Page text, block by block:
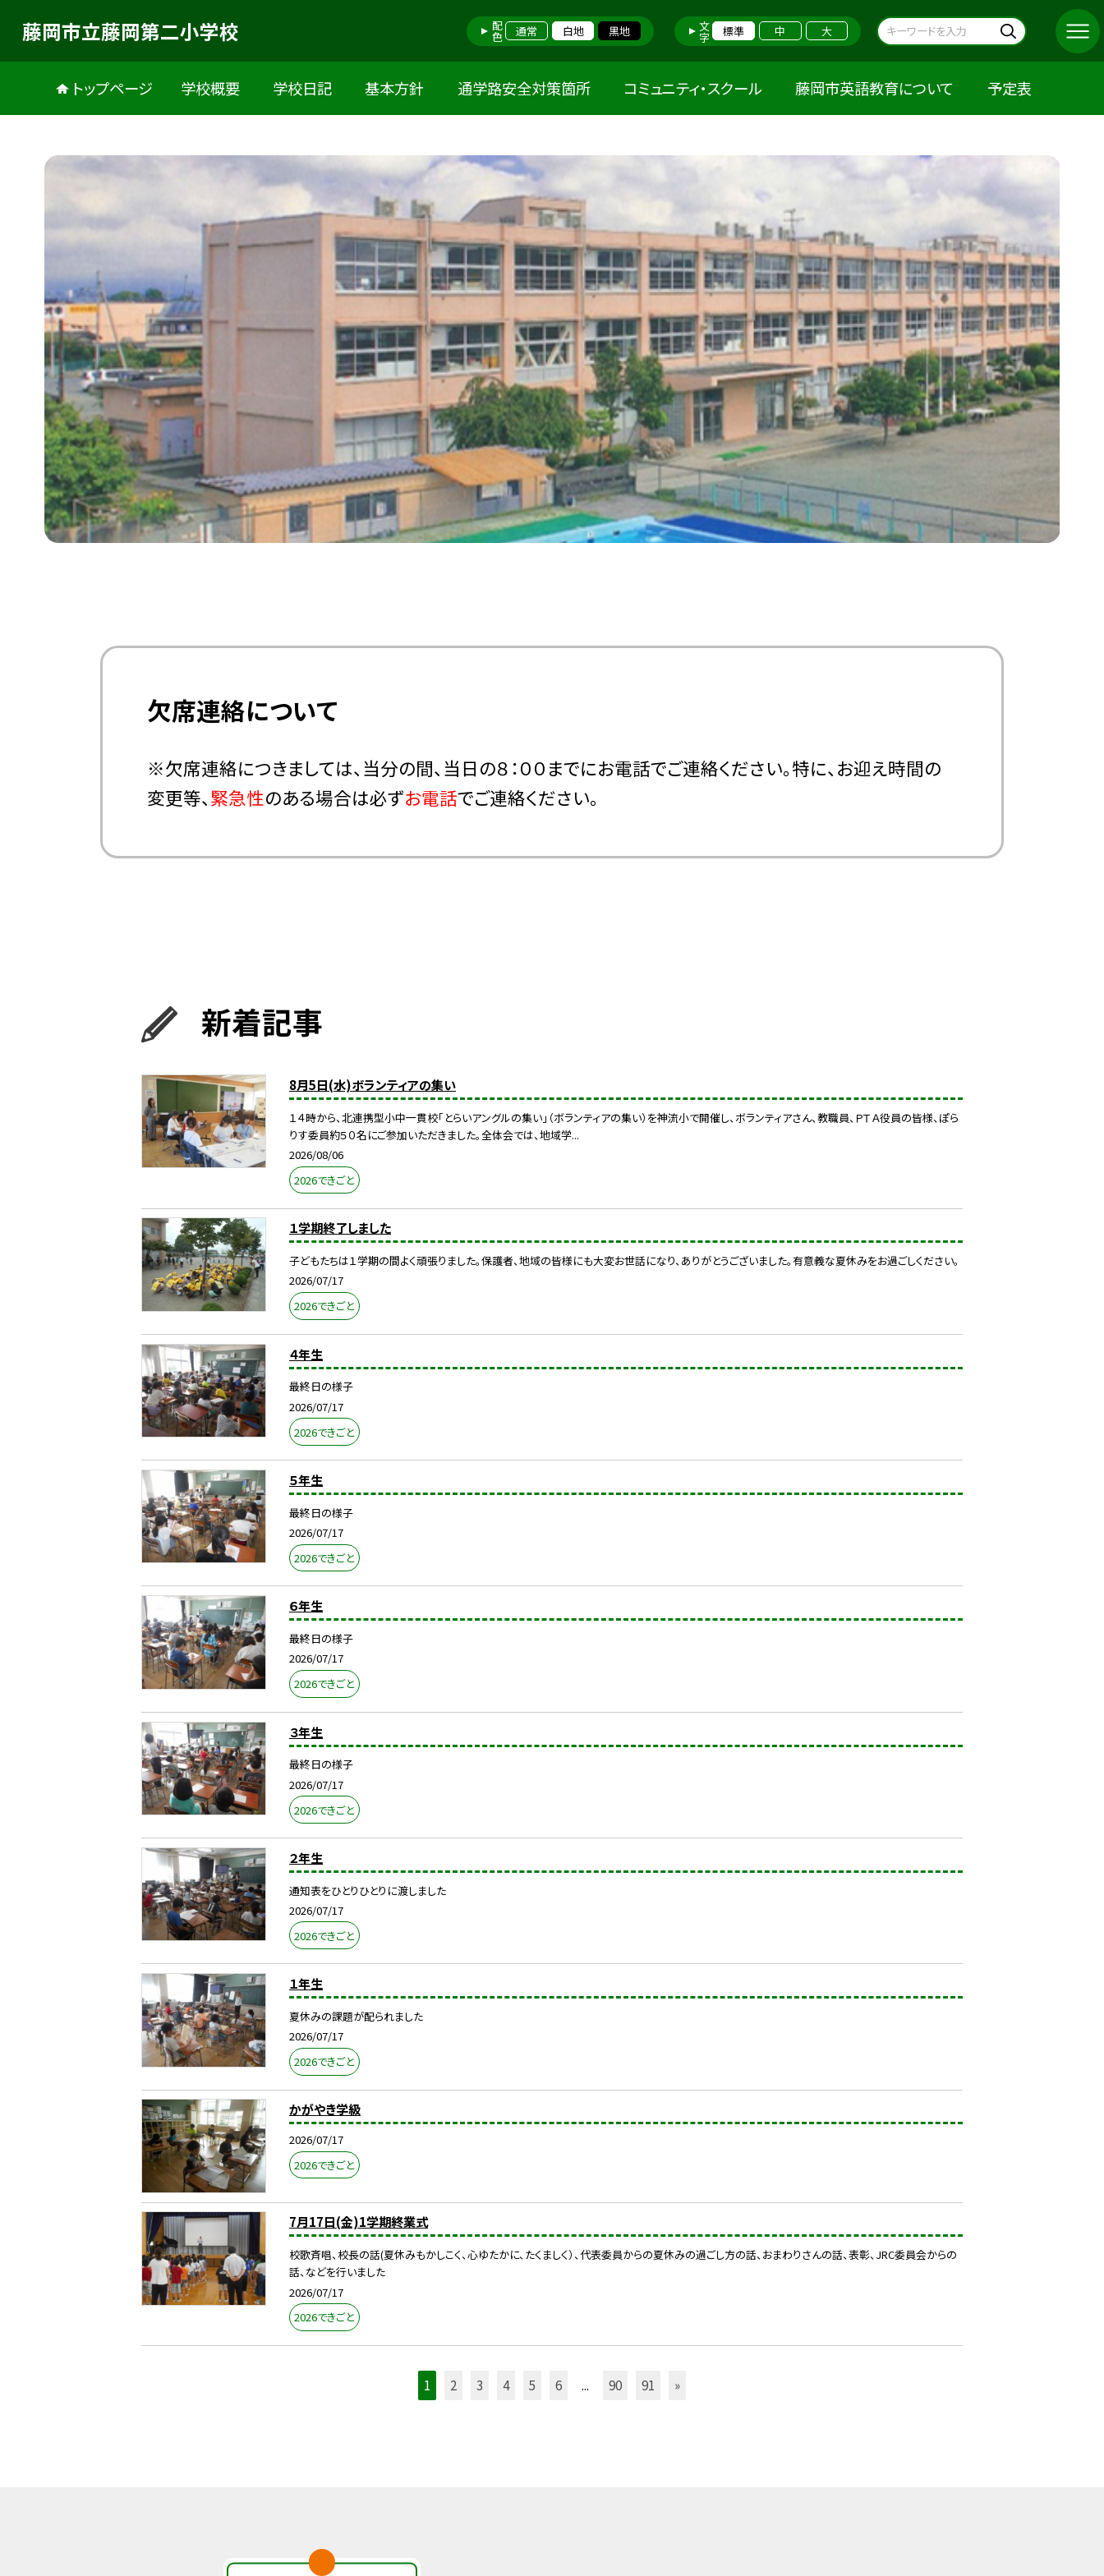
藤岡市立藤岡第二小学校 配色 通常 白地 黒地 文字 標準 中 大
トップページ 学校概要 学校日記 基本方針 通学路安全対策箇所 コミュニティ・スクール 藤岡市英語教育について 予定表
欠席連絡について
※欠席連絡につきましては、当分の間、当日の８：００までにお電話でご連絡ください。特に、お迎え時間の
変更等、緊急性のある場合は必ずお電話でご連絡ください。
新着記事
8月5日(水)ボランティアの集い
１４時から、北連携型小中一貫校「とらいアングルの集い」（ボランティアの集い）を神流小で開催し、ボランティアさん、教職員、ＰＴＡ役員の皆様、ぽら
りす委員約５０名にご参加いただきました。全体会では、地域学...
2026/08/06
2026できごと
１学期終了しました
子どもたちは１学期の間よく頑張りました。保護者、地域の皆様にも大変お世話になり、ありがとうございました。有意義な夏休みをお過ごしください。
2026/07/17
2026できごと
４年生
最終日の様子
2026/07/17
2026できごと
５年生
最終日の様子
2026/07/17
2026できごと
６年生
最終日の様子
2026/07/17
2026できごと
３年生
最終日の様子
2026/07/17
2026できごと
２年生
通知表をひとりひとりに渡しました
2026/07/17
2026できごと
１年生
夏休みの課題が配られました
2026/07/17
2026できごと
かがやき学級
2026/07/17
2026できごと
7月17日(金)1学期終業式
校歌斉唱、校長の話(夏休みもかしこく、心ゆたかに、たくましく）、代表委員からの夏休みの過ごし方の話、おまわりさんの話、表彰、JRC委員会からの
話、などを行いました
2026/07/17
2026できごと
1 2 3 4 5 6 ... 90 91 »